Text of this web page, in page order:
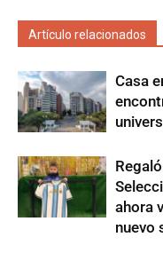
Artículo relacionados
Casa
ahora
nuevo